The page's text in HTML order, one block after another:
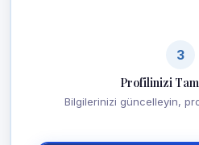
3
Profilinizi
Bilgilerinizi güncelleyin,